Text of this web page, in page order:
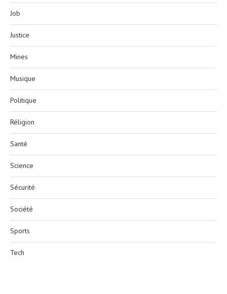
Job
Justice
Mines
Musique
Politique
Réligion
Santé
Science
Sécurité
Société
Sports
Tech